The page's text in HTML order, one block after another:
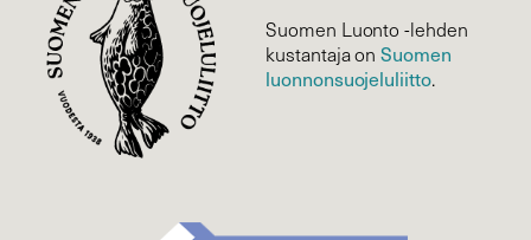
Suomen Luonto -lehden
kustantaja onSuomen
luonnonsuojelu­liitto.